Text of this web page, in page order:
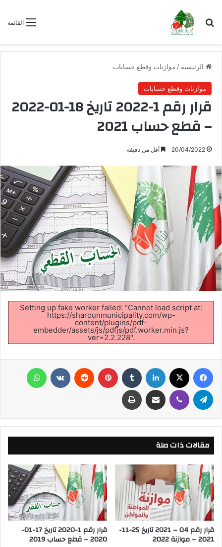
القائمة بحث عن
الرئيسية / موازنات وقطع حسابات
موازنات وقطع حسابات
قرار رقم 1-2022 تاريخ 18-01-2022
– قطع حساب 2021
20/04/2022 أقل من دقيقة
Setting up fake worker failed: "Cannot load script at:
https://sharounmunicipality.com/wp-
content/plugins/pdf-
embedder/assets/js/pdfjs/pdf.worker.min.js?
ver=2.2.228".
مقالات ذات صلة
قرار رقم 04 – 2021 تاريخ 25-11-
2021 – موازنة 2022
قرار رقم 1-2020 تاريخ 17-01-
2020 – قطع حساب 2019